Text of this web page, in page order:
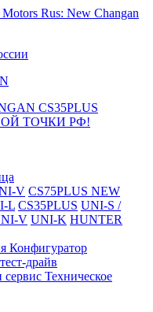
Rus: New Changan
CS35PLUS
ТОЧКИ РФ!
V CS75PLUS NEW
L CS35PLUS UNI-S /
V UNI-K HUNTER
Конфигуратор
драйв
Техническое